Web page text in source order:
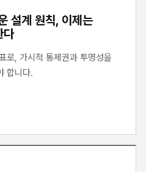
설계 원칙, 이제는
다
로, 가시적 통제권과 투명성을
합니다.